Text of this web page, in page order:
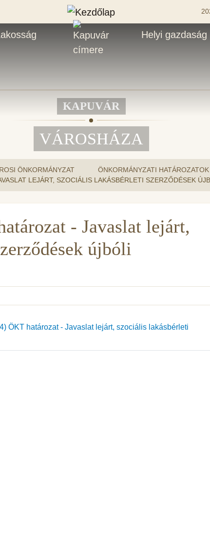
Helyi gazdaság
KAPUVÁR
VÁROSHÁZA
ÖNKORMÁNYZAT ÖNKORMÁNYZATI
LEJÁRT, SZOCIÁLIS LAKÁSBÉRLETI SZERZŐDÉSEK
- Javaslat lejárt,
újbóli
ÖKT határozat - Javaslat lejárt, szociális lakásbérleti